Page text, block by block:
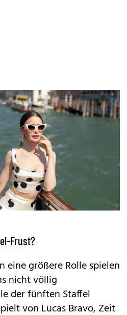
Frust?
eine größere Rolle spielen
nicht völlig
der fünften Staffel
von Lucas Bravo, Zeit